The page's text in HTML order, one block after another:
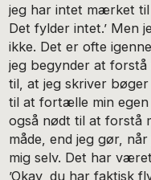
jeg har intet mærket til
Det fylder intet.’ Men
ikke. Det er ofte
jeg begynder at
til, at jeg skriver
til at fortælle min egen
også nødt til at forstå
måde, end jeg gør,
mig selv. Det har
’Okay, du har faktisk